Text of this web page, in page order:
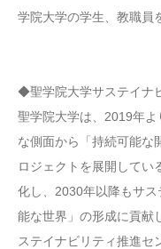
学院大学の学生、教職員
◆聖学院大学サステイナ
聖学院大学は、2019年
な側面から「持続可能な
ロジェクトを展開してい
化し、2030年以降もサ
能な世界」の形成に貢献
ステイナビリティ推進